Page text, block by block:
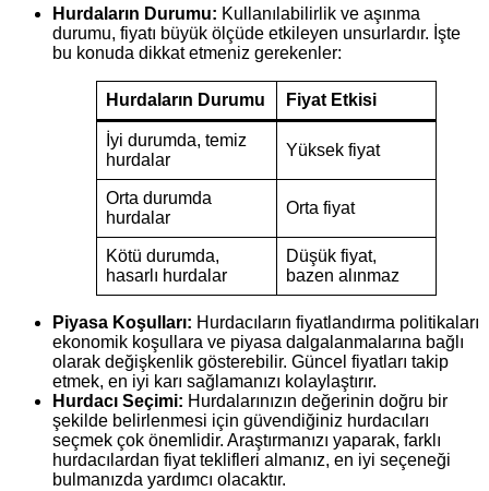
Hurdaların Durumu: Kullanılabilirlik ve aşınma
durumu, fiyatı büyük ölçüde etkileyen unsurlardır. İşte
bu konuda dikkat etmeniz gerekenler:
Hurdaların Durumu Fiyat Etkisi
İyi durumda, temiz
hurdalar
Yüksek fiyat
Orta durumda
hurdalar
Orta fiyat
Kötü durumda,
hasarlı hurdalar
Düşük fiyat,
bazen alınmaz
Piyasa Koşulları: Hurdacıların fiyatlandırma politikaları
ekonomik koşullara ve piyasa dalgalanmalarına bağlı
olarak değişkenlik gösterebilir. Güncel fiyatları takip
etmek, en iyi karı sağlamanızı kolaylaştırır.
Hurdacı Seçimi: Hurdalarınızın değerinin doğru bir
şekilde belirlenmesi için güvendiğiniz hurdacıları
seçmek çok önemlidir. Araştırmanızı yaparak, farklı
hurdacılardan fiyat teklifleri almanız, en iyi seçeneği
bulmanızda yardımcı olacaktır.